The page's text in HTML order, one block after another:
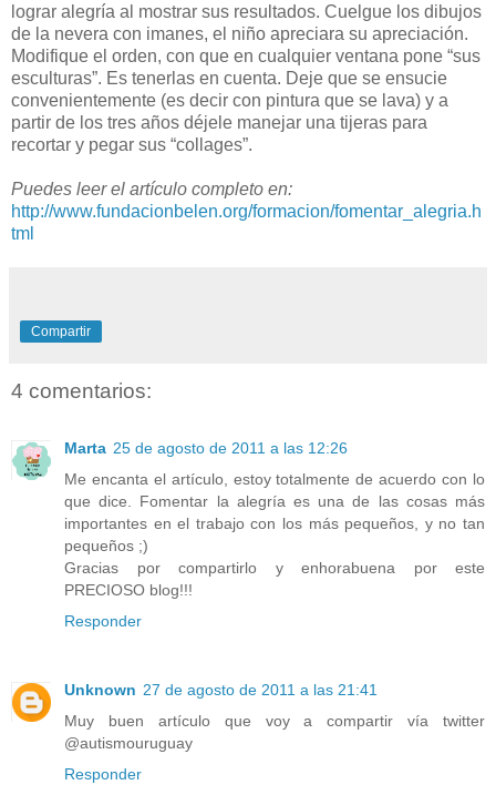
lograr alegría al mostrar sus resultados. Cuelgue los dibujos
de la nevera con imanes, el niño apreciara su apreciación.
Modifique el orden, con que en cualquier ventana pone “sus
esculturas”. Es tenerlas en cuenta. Deje que se ensucie
convenientemente (es decir con pintura que se lava) y a
partir de los tres años déjele manejar una tijeras para
recortar y pegar sus “collages”.
Puedes leer el artículo completo en:
http://www.fundacionbelen.org/formacion/fomentar_alegria.h
tml
Compartir
4 comentarios:
Marta 25 de agosto de 2011 a las 12:26
Me encanta el artículo, estoy totalmente de acuerdo con lo
que dice. Fomentar la alegría es una de las cosas más
importantes en el trabajo con los más pequeños, y no tan
pequeños ;)
Gracias por compartirlo y enhorabuena por este
PRECIOSO blog!!!
Responder
Unknown 27 de agosto de 2011 a las 21:41
Muy buen artículo que voy a compartir vía twitter
@autismouruguay
Responder